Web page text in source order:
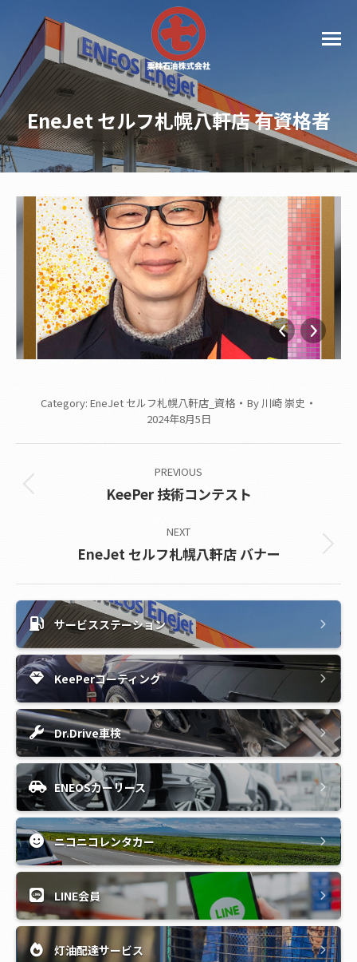
EneJet セルフ札幌八軒店 有資格者
Category: EneJet セルフ札幌八軒店_資格 By 川崎 崇史
2024年8月5日
navigation
PREVIOUS
Previous
KeePer 技術コンテスト
NEXT
Next
EneJet セルフ札幌八軒店 バナー
サービスステーション
KeePerコーティング
Dr.Drive車検
ENEOSカーリース
ニコニコレンタカー
LINE会員
灯油配達サービス